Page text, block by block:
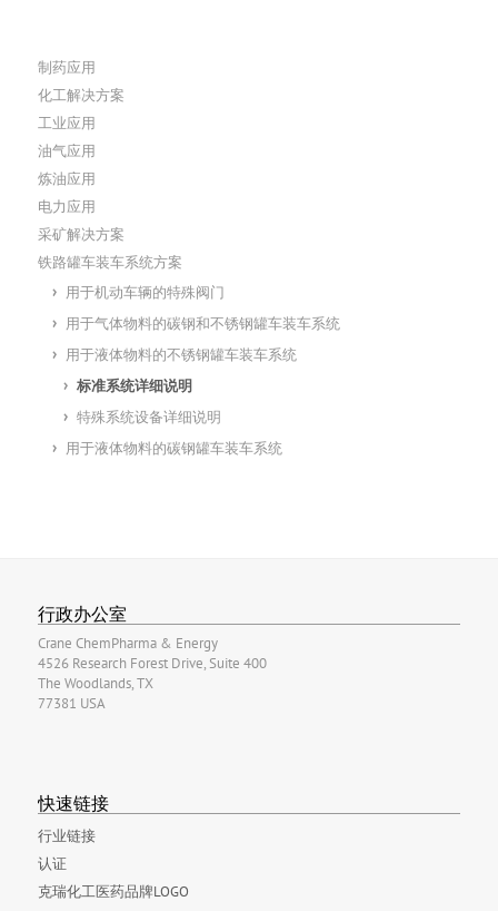
制药应用
化工解决方案
工业应用
油气应用
炼油应用
电力应用
采矿解决方案
铁路罐车装车系统方案
用于机动车辆的特殊阀门
用于气体物料的碳钢和不锈钢罐车装车系统
用于液体物料的不锈钢罐车装车系统
标准系统详细说明
特殊系统设备详细说明
用于液体物料的碳钢罐车装车系统
行政办公室
Crane ChemPharma & Energy
4526 Research Forest Drive, Suite 400
The Woodlands, TX
77381 USA
快速链接
行业链接
认证
克瑞化工医药品牌LOGO